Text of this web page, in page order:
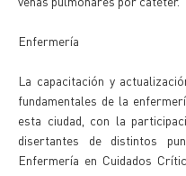
Enfermería
La capacitación y
fundamentales de la
esta ciudad, con la
disertantes de distintos
Enfermería en Cuidados